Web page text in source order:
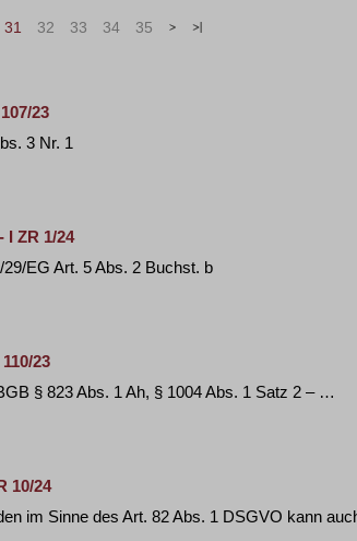
31 32 33 34 35 > »
23
3 Nr. 1
I ZR 1/24
EG Art. 5 Abs. 2 Buchst. b
23
§ 823 Abs. 1 Ah, § 1004 Abs. 1 Satz 2 – …
10/24
im Sinne des Art. 82 Abs. 1 DSGVO kann